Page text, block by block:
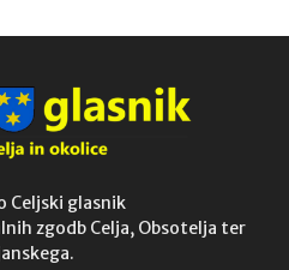
Celjski glasnik
zgodb Celja, Obsotelja ter